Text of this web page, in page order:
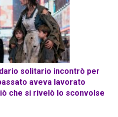
solitario incontrò per
aveva lavorato
che si rivelò lo sconvolse